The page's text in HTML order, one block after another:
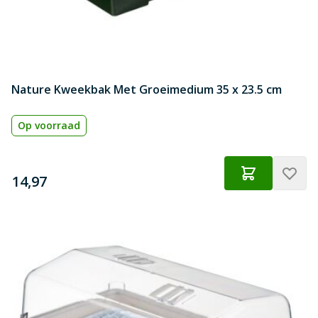
Nature Kweekbak Met Groeimedium 35 x 23.5 cm
Op voorraad
€
14,97